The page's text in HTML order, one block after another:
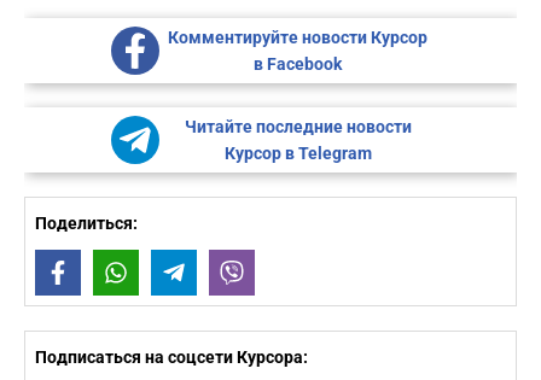
Комментируйте новости Курсор
в Facebook
Читайте последние новости
Курсор в Telegram
Поделиться:
FacebookWhatsAppTelegram
Подписаться на соцсети Курсора: